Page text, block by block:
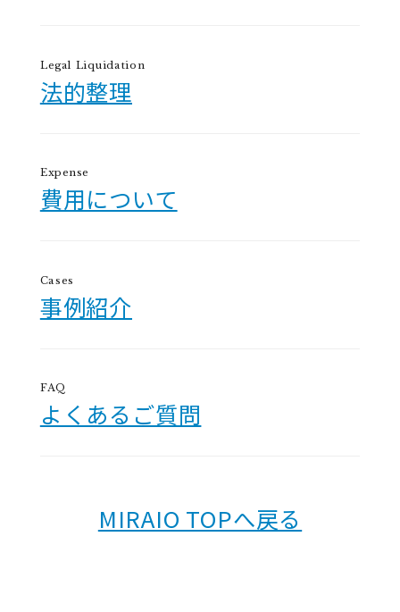
Legal Liquidation
法的整理
Expense
費用について
Cases
事例紹介
FAQ
よくあるご質問
MIRAIO TOPへ戻る